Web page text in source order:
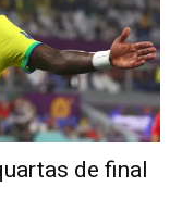
de final